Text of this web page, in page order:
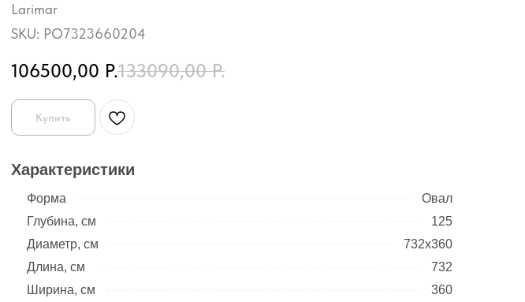
Larimar
SKU: PO7323660204
106500,00 Р.133090,00 Р.
Купить
Характеристики
Форма
Овал
Глубина, см
125
Диаметр, см
732х360
Длина, см
732
Ширина, см
360